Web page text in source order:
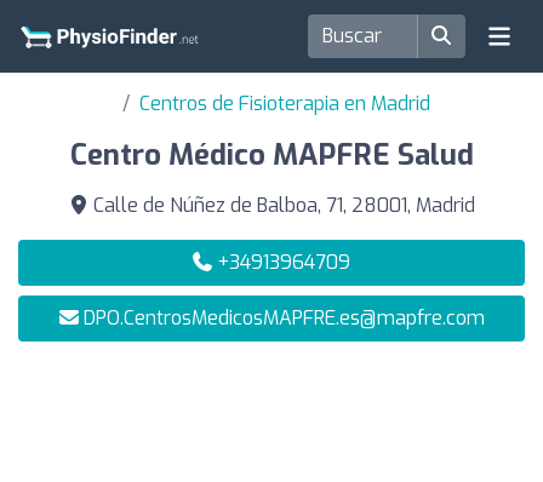
Centros de Fisioterapia en Madrid
Centro Médico MAPFRE Salud
Calle de Núñez de Balboa, 71, 28001, Madrid
+34913964709
DPO.CentrosMedicosMAPFRE.es@mapfre.com